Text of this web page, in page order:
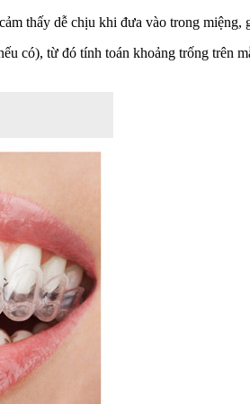
thấy dễ chịu khi đưa vào trong miệng,
có), từ đó tính toán khoảng trống trên